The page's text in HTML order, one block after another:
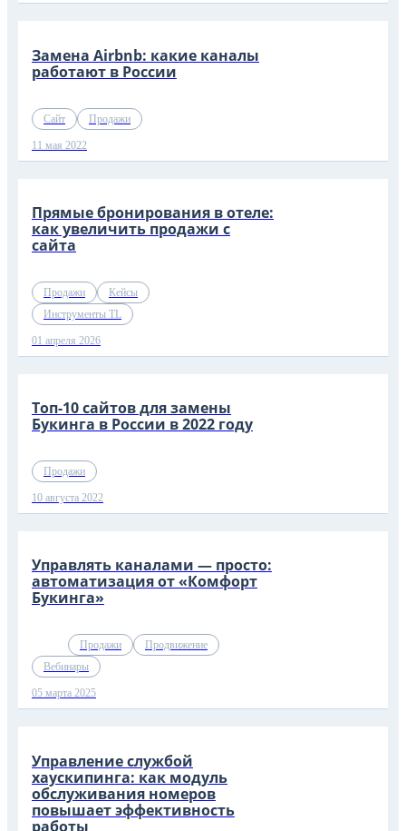
Замена Airbnb: какие каналы
работают в России
Сайт Продажи
11 мая 2022
Прямые бронирования в отеле:
как увеличить продажи с
сайта
Продажи
Кейсы
Инструменты TL
01 апреля 2026
Топ-10 сайтов для замены
Букинга в России в 2022 году
Продажи
10 августа 2022
Управлять каналами — просто:
автоматизация от «Комфорт
Букинга»
Продажи
Продвижение
Вебинары
05 марта 2025
Управление службой
хаускипинга: как модуль
обслуживания номеров
повышает эффективность
работы